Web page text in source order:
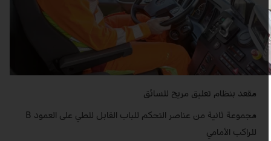
مقعد بنظام تعليق مريح للسائق
مجموعة ثانية من عناصر التحكم للباب القابل للطي على العمود B
للراكب الأمامي